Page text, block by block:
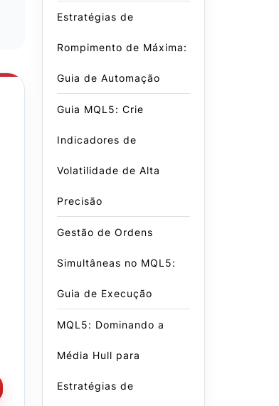
Estratégias de
Rompimento de Máxima:
Guia de Automação
Guia MQL5: Crie
Indicadores de
Volatilidade de Alta
Precisão
Gestão de Ordens
Simultâneas no MQL5:
Guia de Execução
MQL5: Dominando a
Média Hull para
Estratégias de